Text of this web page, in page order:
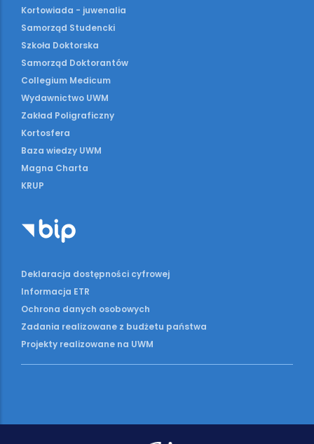
Kortowiada - juwenalia
Samorząd Studencki
Szkoła Doktorska
Samorząd Doktorantów
Collegium Medicum
Wydawnictwo UWM
Zakład Poligraficzny
Kortosfera
Baza wiedzy UWM
Magna Charta
KRUP
Deklaracja dostępności cyfrowej
Informacja ETR
Ochrona danych osobowych
Zadania realizowane z budżetu państwa
Projekty realizowane na UWM